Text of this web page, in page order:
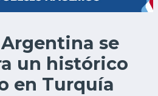
se
un histórico
en Turquía